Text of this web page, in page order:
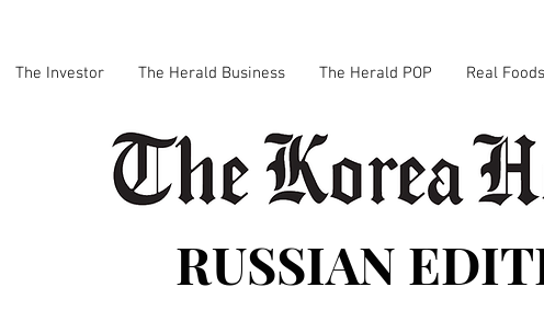
The Investor The Herald Business The Herald POP Real Foods
RUSSIAN